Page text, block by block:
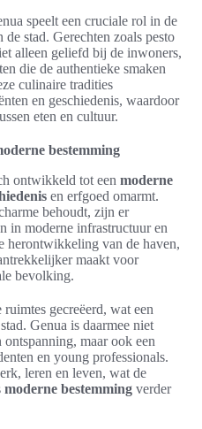
speelt een cruciale rol in de
stad. Gerechten zoals pesto
alleen geliefd bij de inwoners,
die de authentieke smaken
culinaire tradities
en geschiedenis, waardoor
eten en cultuur.
bestemming
ontwikkeld tot een moderne
en erfgoed omarmt.
behoudt, zijn er
in moderne infrastructuur en
herontwikkeling van de haven,
maakt voor
bevolking.
gecreëerd, wat een
Genua is daarmee niet
maar ook een
en young professionals.
leren en leven, wat de
moderne bestemming verder